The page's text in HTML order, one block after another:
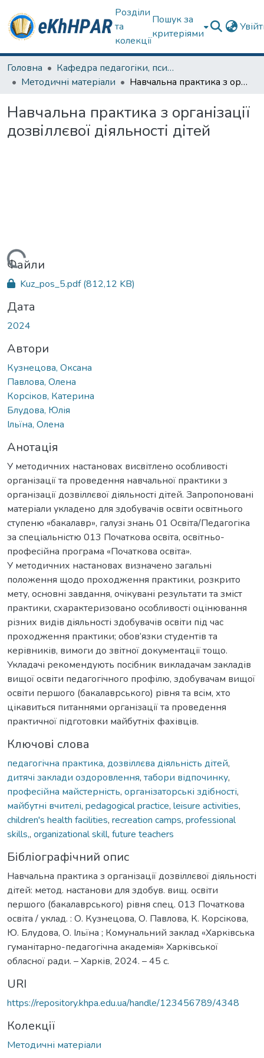
Розділи
та
колекції
Пошук за
критеріями
Головна
Кафедра педагогіки, психології, початкової освіти та освітнього менеджменту
Методичні матеріали
Навчальна практика з організації дозвіллєвої діяльності дітей
Навчальна практика з організації
дозвіллєвої діяльності дітей
Файли
Kuz_pos_5.pdf(812,12 KB)
Дата
2024
Автори
Кузнецова, Оксана
Павлова, Олена
Корсіков, Катерина
Блудова, Юлія
Ільїна, Олена
Анотація
У методичних настановах висвітлено особливості
організації та проведення навчальної практики з
організації дозвіллєвої діяльності дітей. Запропоновані
матеріали укладено для здобувачів освіти освітнього
ступеню «бакалавр», галузі знань 01 Освіта/Педагогіка
за спеціальністю 013 Початкова освіта, освітньо-
професійна програма «Початкова освіта».
У методичних настановах визначено загальні
положення щодо проходження практики, розкрито
мету, основні завдання, очікувані результати та зміст
практики, схарактеризовано особливості оцінювання
різних видів діяльності здобувачів освіти під час
проходження практики; обов’язки студентів та
керівників, вимоги до звітної документації тощо.
Укладачі рекомендують посібник викладачам закладів
вищої освіти педагогічного профілю, здобувачам вищої
освіти першого (бакалаврського) рівня та всім, хто
цікавиться питаннями організації та проведення
практичної підготовки майбутніх фахівців.
Ключові слова
педагогічна практика, дозвіллєва діяльність дітей,
дитячі заклади оздоровлення, табори відпочинку,
професійна майстерність, організаторські здібності,
майбутні вчителі, pedagogical practice, leisure activities,
children's health facilities, recreation camps, professional
skills,, organizational skill, future teachers
Бібліографічний опис
Навчальна практика з організації дозвіллєвої діяльності
дітей: метод. настанови для здобув. вищ. освіти
першого (бакалаврського) рівня спец. 013 Початкова
освіта / уклад. : О. Кузнецова, О. Павлова, К. Корсікова,
Ю. Блудова, О. Ільїна ; Комунальний заклад «Харківська
гуманітарно-педагогічна академія» Харківської
обласної ради. – Харків, 2024. – 45 с.
URI
https://repository.khpa.edu.ua/handle/123456789/4348
Колекції
Методичні матеріали